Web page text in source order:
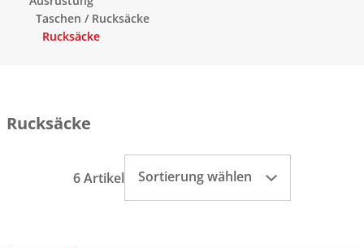
Taschen / Rucksäcke
Rucksäcke
Rucksäcke
6 Artikel Sortierung wählen